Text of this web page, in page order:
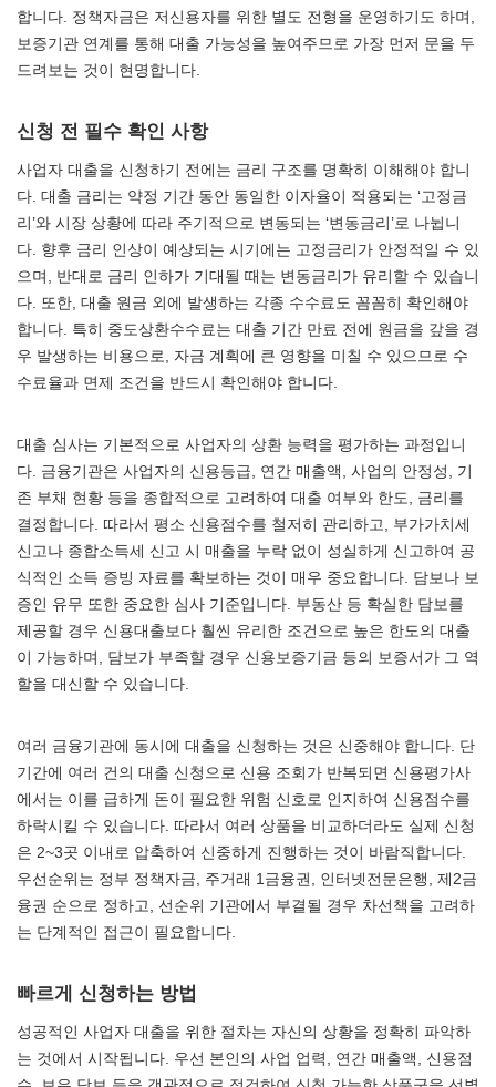
합니다. 정책자금은 저신용자를 위한 별도 전형을 운영하기도 하며,
보증기관 연계를 통해 대출 가능성을 높여주므로 가장 먼저 문을 두
드려보는 것이 현명합니다.
신청 전 필수 확인 사항
사업자 대출을 신청하기 전에는 금리 구조를 명확히 이해해야 합니
다. 대출 금리는 약정 기간 동안 동일한 이자율이 적용되는 ‘고정금
리’와 시장 상황에 따라 주기적으로 변동되는 ‘변동금리’로 나뉩니
다. 향후 금리 인상이 예상되는 시기에는 고정금리가 안정적일 수 있
으며, 반대로 금리 인하가 기대될 때는 변동금리가 유리할 수 있습니
다. 또한, 대출 원금 외에 발생하는 각종 수수료도 꼼꼼히 확인해야
합니다. 특히 중도상환수수료는 대출 기간 만료 전에 원금을 갚을 경
우 발생하는 비용으로, 자금 계획에 큰 영향을 미칠 수 있으므로 수
수료율과 면제 조건을 반드시 확인해야 합니다.
대출 심사는 기본적으로 사업자의 상환 능력을 평가하는 과정입니
다. 금융기관은 사업자의 신용등급, 연간 매출액, 사업의 안정성, 기
존 부채 현황 등을 종합적으로 고려하여 대출 여부와 한도, 금리를
결정합니다. 따라서 평소 신용점수를 철저히 관리하고, 부가가치세
신고나 종합소득세 신고 시 매출을 누락 없이 성실하게 신고하여 공
식적인 소득 증빙 자료를 확보하는 것이 매우 중요합니다. 담보나 보
증인 유무 또한 중요한 심사 기준입니다. 부동산 등 확실한 담보를
제공할 경우 신용대출보다 훨씬 유리한 조건으로 높은 한도의 대출
이 가능하며, 담보가 부족할 경우 신용보증기금 등의 보증서가 그 역
할을 대신할 수 있습니다.
여러 금융기관에 동시에 대출을 신청하는 것은 신중해야 합니다. 단
기간에 여러 건의 대출 신청으로 신용 조회가 반복되면 신용평가사
에서는 이를 급하게 돈이 필요한 위험 신호로 인지하여 신용점수를
하락시킬 수 있습니다. 따라서 여러 상품을 비교하더라도 실제 신청
은 2~3곳 이내로 압축하여 신중하게 진행하는 것이 바람직합니다.
우선순위는 정부 정책자금, 주거래 1금융권, 인터넷전문은행, 제2금
융권 순으로 정하고, 선순위 기관에서 부결될 경우 차선책을 고려하
는 단계적인 접근이 필요합니다.
빠르게 신청하는 방법
성공적인 사업자 대출을 위한 절차는 자신의 상황을 정확히 파악하
는 것에서 시작됩니다. 우선 본인의 사업 업력, 연간 매출액, 신용점